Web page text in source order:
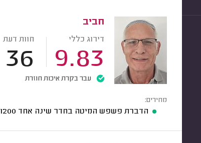
חביב
דירוג כללי
9.83
חוות דעת
36
עבר בקרת איכות חוזרת
מחירים:
הדברת פשפש המיטה בחדר שינה אחד 1200 - 700